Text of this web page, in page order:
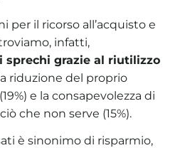
per il ricorso all’acquisto e
infatti,
grazie al riutilizzo
riduzione del proprio
e la consapevolezza di
che non serve (15%).
è sinonimo di risparmio,